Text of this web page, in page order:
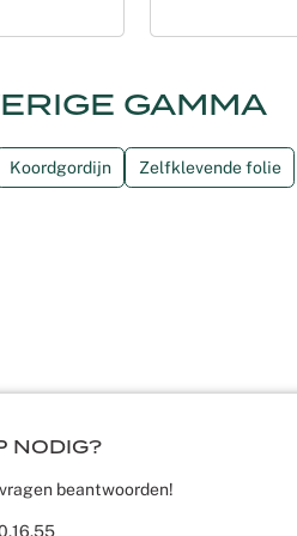
GAMMA
Koordgordijn Zelfklevende folie
NODIG?
beantwoorden!